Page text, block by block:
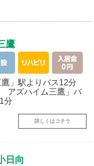
鷹
鷹」駅よりバス12分
アズハイム三鷹」バ
分
詳しくはコチラ
日向